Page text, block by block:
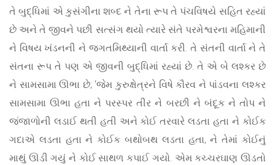
તે બુદ્ધિમાં એ કુસંગીના શબ્દ ને તેના રૂપ તે પંચવિષયે સહિત રહ્યાં
છે અને તે જીવને પછી સત્સંગ થયો ત્યારે સંતે પરમેશ્વરના મહિમાની
ને વિષય ખંડનની ને જગતમિથ્યાની વાર્તા કરી. તે સંતની વાર્તા ને તે
સંતના રૂપ તે પણ એ જીવની બુદ્ધિમાં રહ્યાં છે. તે એ બે લશ્કર છે
ને સામસામા ઊભા છે; ‘જેમ કુરુક્ષેત્રને વિષે કૌરવ ને પાંડવના લશ્કર
સામસામા ઊભા હતા ને પરસ્પર તીર ને બરછી ને બંદૂક ને તોપ ને
જંજાળોની લડાઈ થતી હતી અને કોઈ તરવારે લડતા હતા ને કોઈક
ગદાએ લડતા હતા ને કોઈક બથોબથ લડતા હતા, ને તેમાં કોઈનું
માથું ઊડી ગયું ને કોઈ સાથળ કપાઈ ગયો. એમ કચ્ચરઘાણ ઊડતો